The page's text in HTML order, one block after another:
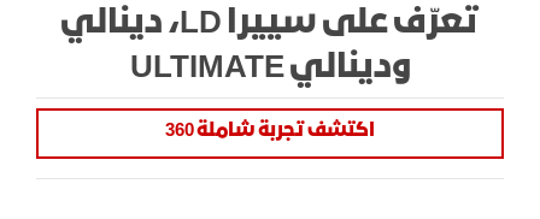
تعرّف على سييرا LD، دينالي
ودينالي ULTIMATE
اكتشف تجربة شاملة 360